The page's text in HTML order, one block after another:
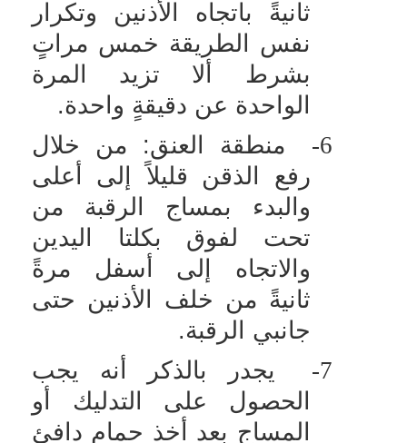
ثانيةً باتجاه الأذنين وتكرار
نفس الطريقة خمس مراتٍ
بشرط ألا تزيد المرة
الواحدة عن دقيقةٍ واحدة.
6-
منطقة العنق: من خلال
رفع الذقن قليلاً إلى أعلى
والبدء بمساج الرقبة من
تحت لفوق بكلتا اليدين
والاتجاه إلى أسفل مرةً
ثانيةً من خلف الأذنين حتى
جانبي الرقبة.
7-
يجدر بالذكر أنه يجب
الحصول على التدليك أو
المساج بعد أخذ حمامٍ دافئ